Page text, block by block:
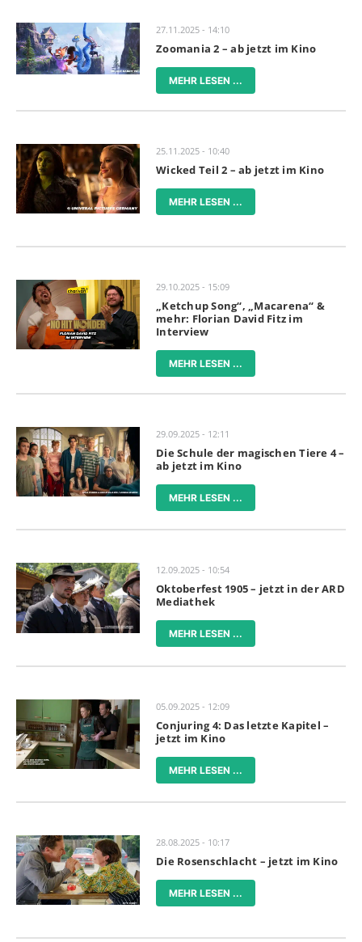
27.11.2025 - 14:10
Zoomania 2 – ab jetzt im Kino
MEHR LESEN ...
25.11.2025 - 10:40
Wicked Teil 2 – ab jetzt im Kino
MEHR LESEN ...
29.10.2025 - 15:09
„Ketchup Song“, „Macarena“ &
mehr: Florian David Fitz im
Interview
MEHR LESEN ...
29.09.2025 - 12:11
Die Schule der magischen Tiere 4 –
ab jetzt im Kino
MEHR LESEN ...
12.09.2025 - 10:54
Oktoberfest 1905 – jetzt in der ARD
Mediathek
MEHR LESEN ...
05.09.2025 - 12:09
Conjuring 4: Das letzte Kapitel –
jetzt im Kino
MEHR LESEN ...
28.08.2025 - 10:17
Die Rosenschlacht – jetzt im Kino
MEHR LESEN ...